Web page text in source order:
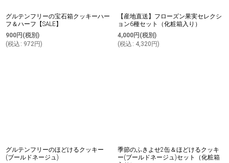
グルテンフリーの宝石箱クッキーハー
フ＆ハーフ【SALE】
900円 (税別)
(税込 : 972円)
【産地直送】フローズン果実セレクシ
ョン6種セット（化粧箱入り）
4,000円 (税別)
(税込 : 4,320 円)
グルテンフリーのほどけるクッキー
(ブールドネージュ)
季節のふきよせ2缶＆ほどけるクッキ
ー(ブールドネージュ)セット（化粧箱